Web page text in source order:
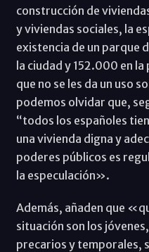
construcción de
y viviendas sociales, la
existencia de un parque
la ciudad y 152.000 en la
que no se les da un uso
podemos olvidar que,
“todos los españoles
una vivienda digna y
poderes públicos es
la especulación».
Además, añaden que
situación son los
precarios y temporales,